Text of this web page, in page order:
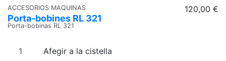
ACCESORIOS MAQUINAS
Porta-bobines RL 321
Porta-bobinas RL 321
120,00 €
Afegir a la cistella